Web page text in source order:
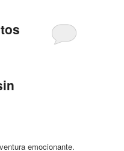
emocionante.